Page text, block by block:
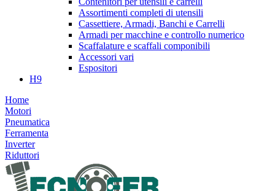
Assortimenti completi di utensili
Cassettiere, Armadi, Banchi e Carrelli
Armadi per macchine e controllo numerico
Scaffalature e scaffali componibili
Accessori vari
Espositori
H9
Home
Motori
Pneumatica
Ferramenta
Inverter
Riduttori